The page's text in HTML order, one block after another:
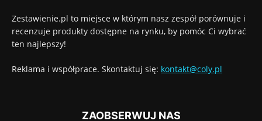
Zestawienie.pl to miejsce w którym nasz zespół porównuje i
recenzuje produkty dostępne na rynku, by pomóc Ci wybrać
ten najlepszy!
Reklama i współprace. Skontaktuj się: kontakt@coly.pl
ZAOBSERWUJ NAS